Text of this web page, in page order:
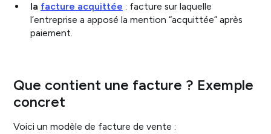
la facture acquittée : facture sur laquelle
l’entreprise a apposé la mention “acquittée” après
paiement.
Que contient une facture ? Exemple
concret
Voici un modèle de facture de vente :